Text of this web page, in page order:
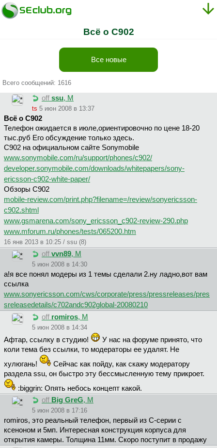
Всё о C902
Все новые
Всего сообщений: 1616
off ssu, М
ts 5 июн 2008 в 13:37
Всё о C902
Телефон ожидается в июле,ориентировочно по цене 18-20
тыс.руб Его обсуждение только здесь.
С902 на официальном сайте Sonymobile
www.sonymobile.com/ru/support/phones/c902/
developer.sonymobile.com/downloads/whitepapers/sony-
ericsson-c902-white-paper/
Обзоры С902
mobile-review.com/print.php?filename=/review/sonyericsson-
c902.shtml
www.gsmarena.com/sony_ericsson_c902-review-290.php
www.mforum.ru/phones/tests/065200.htm
16 янв 2013 в 10:25 / ssu (8)
off vvn89, М
5 июн 2008 в 14:30
а!я все понял модеры из 1 темы сделали 2.ну ладно,вот вам
ссылка
www.sonyericsson.com/cws/corporate/press/pressreleases/pres
sreleasedetails/c702andc902global-20080210
off romiros, М
5 июн 2008 в 14:34
Афтар, ссылку в студию!
У нас на форуме принято, что
коли тема без ссылки, то модераторы ее удалят. Не
хулюгань!
Сейчас как пойду, как скажу модератору
раздела ssu, он быстро эту бессмысленную тему прикроет.
:biggrin: Опять небось концепт какой.
off Big GreG, М
5 июн 2008 в 17:16
romiros, это реальный телефон, первый из С-серии с
ксеноном и 5мп. Интересная конструкция корпуса для
открытия камеры. Толщина 11мм. Скоро поступит в продажу